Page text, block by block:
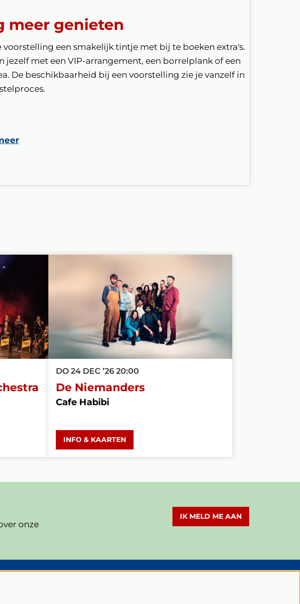
meer genieten
voorstelling een smakelijk tintje met bij te boeken extra's.
jezelf met een VIP-arrangement, een borrelplank of een
De beschikbaarheid bij een voorstelling zie je vanzelf in
De Niemanders
Cafe Habibi
DO 24 DEC ’2620:00
INFO & KAARTEN
onze
IK MELD ME AAN